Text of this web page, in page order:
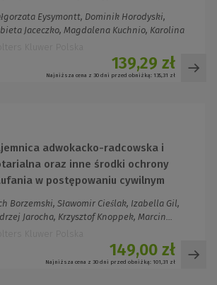
Eysymontt, Dominik Horodyski,
Jaceczko, Magdalena Kuchnio, Karolina
139,29 zł
Najniższa cena z 30 dni przed obniżką: 135,31 zł
adwokacko-radcowska i
oraz inne środki ochrony
w postępowaniu cywilnym
Borzemski, Sławomir Cieślak, Izabella Gil,
Jarocha, Krzysztof Knoppek, Marcin...
149,00 zł
Najniższa cena z 30 dni przed obniżką: 101,31 zł